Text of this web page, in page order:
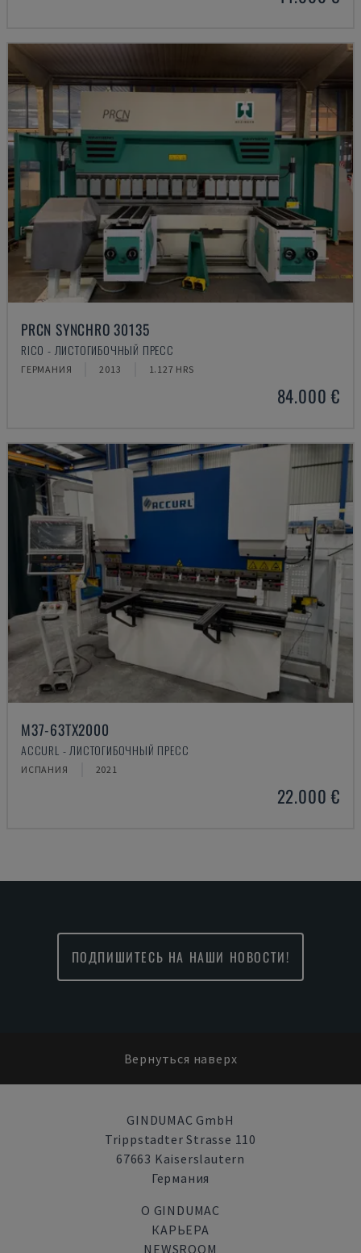
PRCN SYNCHRO 30135
RICO - ЛИСТОГИБОЧНЫЙ ПРЕСС
ГЕРМАНИЯ 2013 1.127 HRS
84.000 €
M37-63TX2000
ACCURL - ЛИСТОГИБОЧНЫЙ ПРЕСС
ИСПАНИЯ 2021
22.000 €
ПОДПИШИТЕСЬ НА НАШИ НОВОСТИ!
Вернуться наверх
GINDUMAC GmbH
Trippstadter Strasse 110
67663 Kaiserslautern
Германия
О GINDUMAC
КАРЬЕРА
NEWSROOM